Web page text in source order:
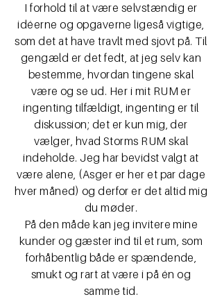
I forhold til at være selvstændig er
idéerne og opgaverne ligeså vigtige,
som det at have travlt med sjovt på. Til
gengæld er det fedt, at jeg selv kan
bestemme, hvordan tingene skal
være og se ud. Her i mit RUM er
ingenting tilfældigt, ingenting er til
diskussion; det er kun mig, der
vælger, hvad Storms RUM skal
indeholde. Jeg har bevidst valgt at
være alene, (Asger er her et par dage
hver måned) og derfor er det altid mig
du møder.
På den måde kan jeg invitere mine
kunder og gæster ind til et rum, som
forhåbentlig både er spændende,
smukt og rart at være i på én og
samme tid.